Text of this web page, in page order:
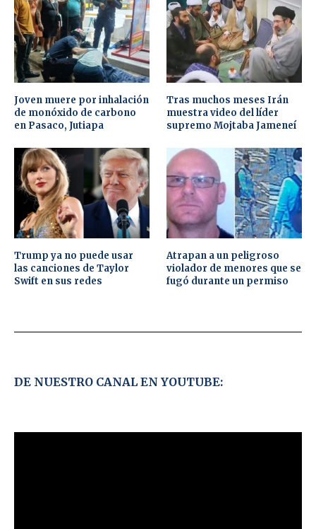
Joven muere por inhalación
de monóxido de carbono
en Pasaco, Jutiapa
Tras muchos meses Irán
muestra video del líder
supremo Mojtaba Jameneí
Trump ya no puede usar
las canciones de Taylor
Swift en sus redes
Atrapan a un peligroso
violador de menores que se
fugó durante un permiso
DE NUESTRO CANAL EN YOUTUBE: